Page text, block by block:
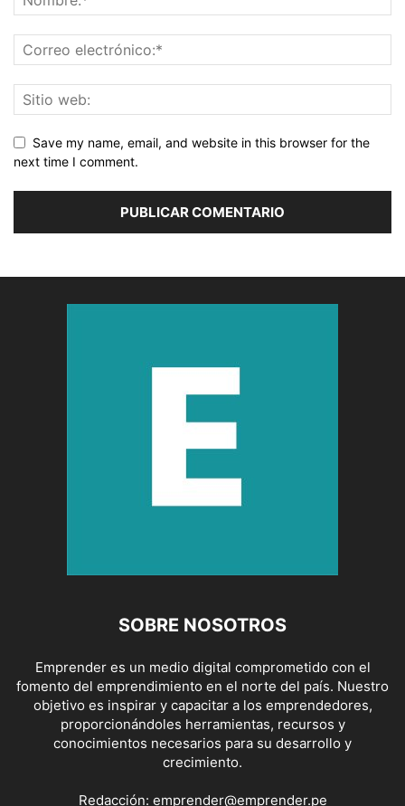
Save my name, email, and website in this browser for the
next time I comment.
SOBRE NOSOTROS
Emprender es un medio digital comprometido con el
fomento del emprendimiento en el norte del país. Nuestro
objetivo es inspirar y capacitar a los emprendedores,
proporcionándoles herramientas, recursos y
conocimientos necesarios para su desarrollo y
crecimiento.
Redacción: emprender@emprender.pe